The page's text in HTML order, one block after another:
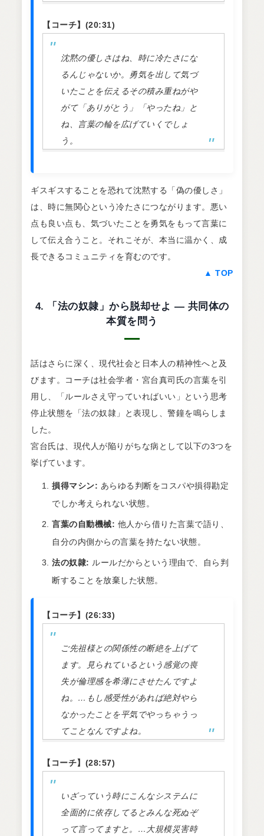
【コーチ】(20:31)
沈黙の優しさはね、時に冷たさにな
るんじゃないか。勇気を出して気づ
いたことを伝えるその積み重ねがや
がて「ありがとう」「やったね」と
ね、言葉の輪を広げていくでしょ
う。
ギスギスすることを恐れて沈黙する「偽の優しさ」
は、時に無関心という冷たさにつながります。悪い
点も良い点も、気づいたことを勇気をもって言葉に
して伝え合うこと。それこそが、本当に温かく、成
長できるコミュニティを育むのです。
▲ TOP
4. 「法の奴隷」から脱却せよ ― 共同体の
本質を問う
話はさらに深く、現代社会と日本人の精神性へと及
びます。コーチは社会学者・宮台真司氏の言葉を引
用し、「ルールさえ守っていればいい」という思考
停止状態を「法の奴隷」と表現し、警鐘を鳴らしま
した。
宮台氏は、現代人が陥りがちな病として以下の3つを
挙げています。
損得マシン: あらゆる判断をコスパや損得勘定
でしか考えられない状態。
言葉の自動機械: 他人から借りた言葉で語り、
自分の内側からの言葉を持たない状態。
法の奴隷: ルールだからという理由で、自ら判
断することを放棄した状態。
【コーチ】(26:33)
ご先祖様との関係性の断絶を上げて
ます。見られているという感覚の喪
失が倫理感を希薄にさせたんですよ
ね。…もし感受性があれば絶対やら
なかったことを平気でやっちゃうっ
てことなんですよね。
【コーチ】(28:57)
いざっていう時にこんなシステムに
全面的に依存してるとみんな死ぬぞ
って言ってますと。…大規模災害時